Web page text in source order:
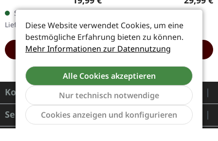
Vinyl mit bedruckter
Innenhülle, Schutzhülle
und Poster…
Sofort verfügbar,
Lieferzeit: 1-2 Werktage
HINZUFÜGEN
Schwarzes Vinyl mit
Jahr 1986 als ihr
sechstes…
Sofort verfügbar,
Lieferzeit: 1-2 Werktage
HINZUFÜGEN
Kontakt
Service
Diese Website verwendet Cookies, um eine
bestmögliche Erfahrung bieten zu können.
Mehr Informationen zur Datennutzung
Alle Cookies akzeptieren
Nur technisch notwendige
Cookies anzeigen und konfigurieren